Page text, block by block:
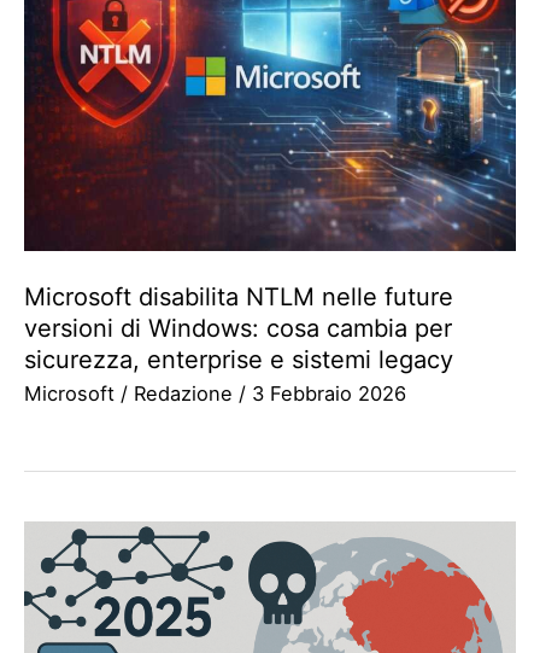
Microsoft disabilita NTLM nelle future
versioni di Windows: cosa cambia per
sicurezza, enterprise e sistemi legacy
Microsoft / Redazione / 3 Febbraio 2026